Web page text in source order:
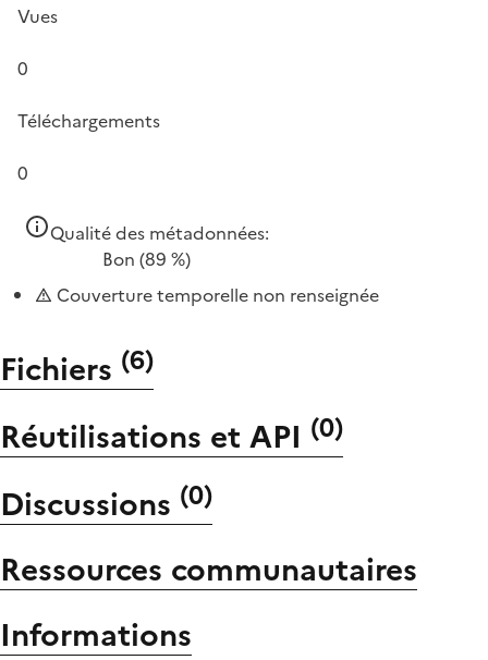
Vues
0
Téléchargements
0
Qualité des métadonnées:
Bon (89 %)
Couverture temporelle non renseignée
Fichiers (6)
Réutilisations et API (0)
Discussions (0)
Ressources communautaires
Informations